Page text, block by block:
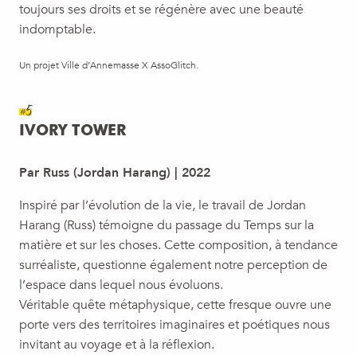
toujours ses droits et se régénère avec une beauté
indomptable.
Un projet Ville d’Annemasse X AssoGlitch.
#5
IVORY TOWER
Par Russ (Jordan Harang) | 2022
Inspiré par l’évolution de la vie, le travail de Jordan
Harang (Russ) témoigne du passage du Temps sur la
matière et sur les choses. Cette composition, à tendance
surréaliste, questionne également notre perception de
l’espace dans lequel nous évoluons.
Véritable quête métaphysique, cette fresque ouvre une
porte vers des territoires imaginaires et poétiques nous
invitant au voyage et à la réflexion.